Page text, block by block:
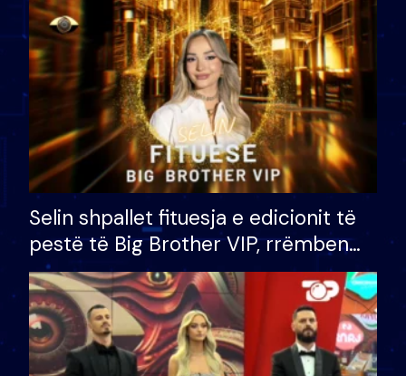
Selin shpallet fituesja e edicionit të
pestë të Big Brother VIP, rrëmben
çmimin e madh prej 100 mijë eurosh